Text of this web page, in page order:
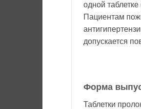
одной
Пациентам
допускается
Форма
Таблетки